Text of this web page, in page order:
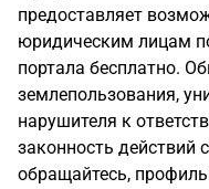
предоставляет
юридическим лицам
портала бесплатно.
землепользования,
нарушителя к
законность
обращайтесь,